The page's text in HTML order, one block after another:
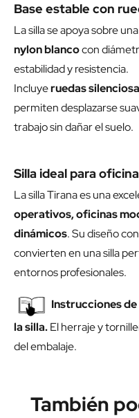
Base estable con
La silla se apoya sobre una
nylon blancocon
estabilidad y resistencia.
Incluyeruedas
permiten desplazarse
trabajo sin dañar el suelo.
Silla ideal para
La silla Tirana es una
operativos, oficinas
dinámicos. Su diseño
convierten en una silla
entornos profesionales.
Instrucciones
la silla.El herraje y
del embalaje.
También